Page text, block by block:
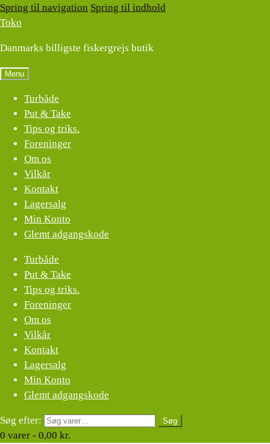
Spring til navigation Spring til indhold
Toko
Danmarks billigste fiskergrejs butik
Menu
Turbåde
Put & Take
Tips og triks.
Foreninger
Om os
Vilkår
Kontakt
Lagersalg
Min Konto
Glemt adgangskode
Turbåde
Put & Take
Tips og triks.
Foreninger
Om os
Vilkår
Kontakt
Lagersalg
Min Konto
Glemt adgangskode
Søg efter: Søg
0 varer - 0,00 kr.